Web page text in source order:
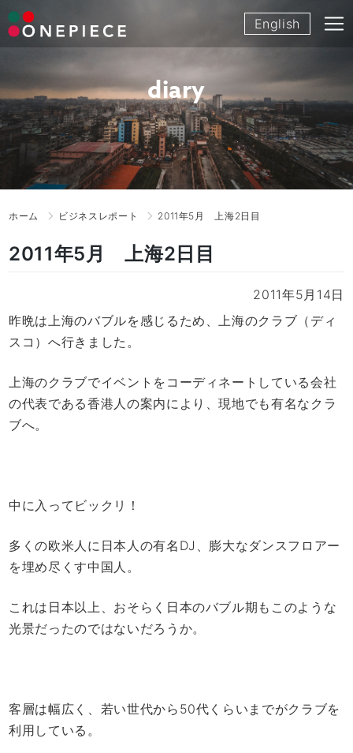
Skip
to
English
diary
ホーム ビジネスレポート 2011年5月 上海2日目
2011年5月 上海2日目
2011年5月14日
昨晩は上海のバブルを感じるため、上海のクラブ（ディ
スコ）へ行きました。
上海のクラブでイベントをコーディネートしている会社
の代表である香港人の案内により、現地でも有名なクラ
ブへ。
中に入ってビックリ！
多くの欧米人に日本人の有名DJ、膨大なダンスフロアー
を埋め尽くす中国人。
これは日本以上、おそらく日本のバブル期もこのような
光景だったのではないだろうか。
客層は幅広く、若い世代から50代くらいまでがクラブを
利用している。